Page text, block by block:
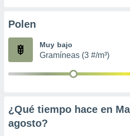
e
mediante
de
Polen
Muy bajo
Gramíneas (3 #/m³)
¿Qué tiempo hace en
agosto?